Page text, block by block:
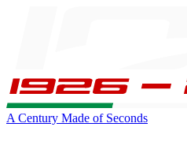
A Century Made of Seconds